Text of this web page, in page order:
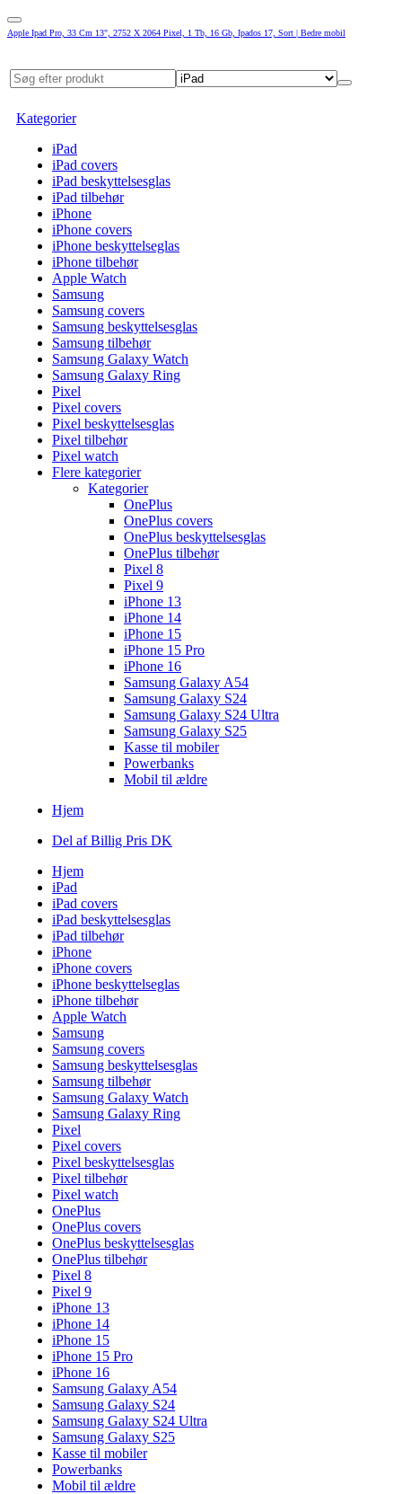
Apple Ipad Pro, 33 Cm 13", 2752 X 2064 Pixel, 1 Tb, 16 Gb, Ipados 17, Sort | Bedre mobil
Kategorier
iPad
iPad covers
iPad beskyttelsesglas
iPad tilbehør
iPhone
iPhone covers
iPhone beskyttelseglas
iPhone tilbehør
Apple Watch
Samsung
Samsung covers
Samsung beskyttelsesglas
Samsung tilbehør
Samsung Galaxy Watch
Samsung Galaxy Ring
Pixel
Pixel covers
Pixel beskyttelsesglas
Pixel tilbehør
Pixel watch
Flere kategorier
Kategorier
OnePlus
OnePlus covers
OnePlus beskyttelsesglas
OnePlus tilbehør
Pixel 8
Pixel 9
iPhone 13
iPhone 14
iPhone 15
iPhone 15 Pro
iPhone 16
Samsung Galaxy A54
Samsung Galaxy S24
Samsung Galaxy S24 Ultra
Samsung Galaxy S25
Kasse til mobiler
Powerbanks
Mobil til ældre
Hjem
Del af Billig Pris DK
Hjem
iPad
iPad covers
iPad beskyttelsesglas
iPad tilbehør
iPhone
iPhone covers
iPhone beskyttelseglas
iPhone tilbehør
Apple Watch
Samsung
Samsung covers
Samsung beskyttelsesglas
Samsung tilbehør
Samsung Galaxy Watch
Samsung Galaxy Ring
Pixel
Pixel covers
Pixel beskyttelsesglas
Pixel tilbehør
Pixel watch
OnePlus
OnePlus covers
OnePlus beskyttelsesglas
OnePlus tilbehør
Pixel 8
Pixel 9
iPhone 13
iPhone 14
iPhone 15
iPhone 15 Pro
iPhone 16
Samsung Galaxy A54
Samsung Galaxy S24
Samsung Galaxy S24 Ultra
Samsung Galaxy S25
Kasse til mobiler
Powerbanks
Mobil til ældre